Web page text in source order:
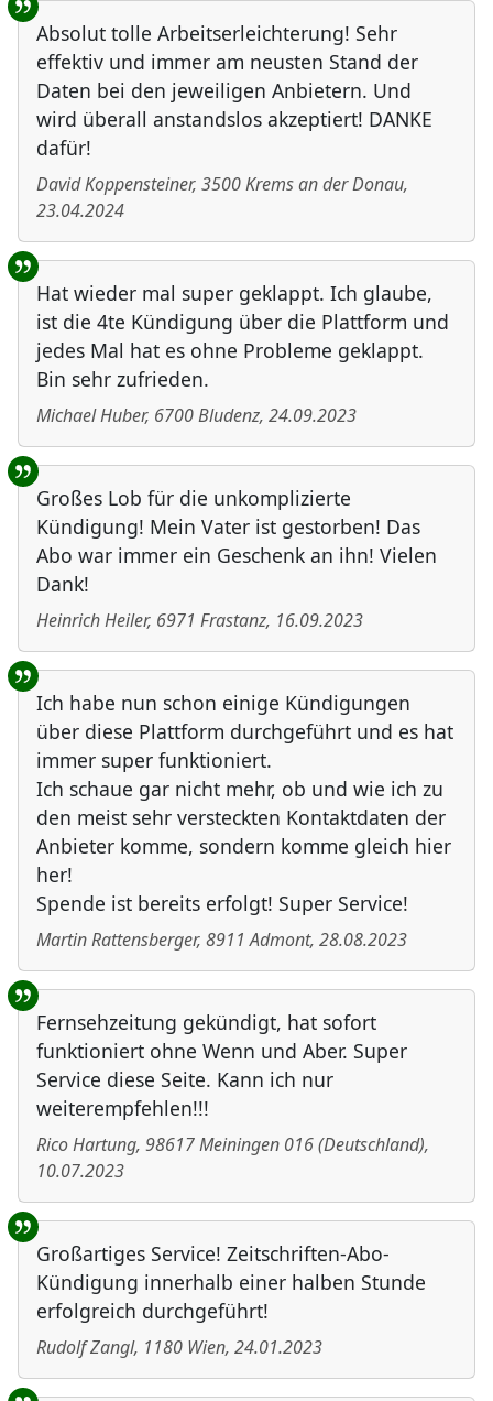
Absolut tolle Arbeitserleichterung! Sehr
effektiv und immer am neusten Stand der
Daten bei den jeweiligen Anbietern. Und
wird überall anstandslos akzeptiert! DANKE
dafür!
David Koppensteiner, 3500Krems an der Donau,
23.04.2024
Hat wieder mal super geklappt. Ich glaube,
ist die 4te Kündigung über die Plattform und
jedes Mal hat es ohne Probleme geklappt.
Bin sehr zufrieden.
Michael Huber, 6700Bludenz, 24.09.2023
Großes Lob für die unkomplizierte
Kündigung! Mein Vater ist gestorben! Das
Abo war immer ein Geschenk an ihn! Vielen
Dank!
Heinrich Heiler, 6971 Frastanz, 16.09.2023
Ich habe nun schon einige Kündigungen
über diese Plattform durchgeführt und es hat
immer super funktioniert.
Ich schaue gar nicht mehr, ob und wie ich zu
den meist sehr versteckten Kontaktdaten der
Anbieter komme, sondern komme gleich hier
her!
Spende ist bereits erfolgt! Super Service!
Martin Rattensberger, 8911 Admont, 28.08.2023
Fernsehzeitung gekündigt, hat sofort
funktioniert ohne Wenn und Aber. Super
Service diese Seite. Kann ich nur
weiterempfehlen!!!
Rico Hartung, 98617Meiningen 016(Deutschland),
10.07.2023
Großartiges Service! Zeitschriften-Abo-
Kündigung innerhalb einer halben Stunde
erfolgreich durchgeführt!
Rudolf Zangl, 1180 Wien, 24.01.2023